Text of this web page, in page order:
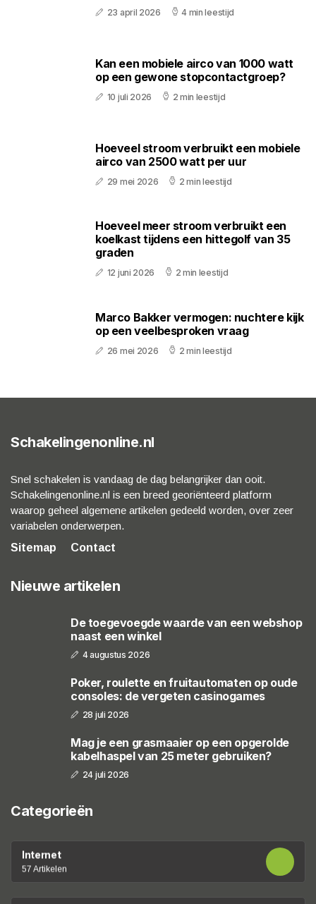
23 april 2026 4 min leestijd
Kan een mobiele airco van 1000 watt
op een gewone stopcontactgroep?
10 juli 2026 2 min leestijd
Hoeveel stroom verbruikt een mobiele
airco van 2500 watt per uur
29 mei 2026 2 min leestijd
Hoeveel meer stroom verbruikt een
koelkast tijdens een hittegolf van 35
graden
12 juni 2026 2 min leestijd
Marco Bakker vermogen: nuchtere kijk
op een veelbesproken vraag
26 mei 2026 2 min leestijd
Schakelingenonline.nl
Snel schakelen is vandaag de dag belangrijker dan ooit.
Schakelingenonline.nl is een breed georiënteerd platform
waarop geheel algemene artikelen gedeeld worden, over zeer
variabelen onderwerpen.
Sitemap
Contact
Nieuwe artikelen
De toegevoegde waarde van een webshop
naast een winkel
4 augustus 2026
Poker, roulette en fruitautomaten op oude
consoles: de vergeten casinogames
28 juli 2026
Mag je een grasmaaier op een opgerolde
kabelhaspel van 25 meter gebruiken?
24 juli 2026
Categorieën
Internet
57 Artikelen